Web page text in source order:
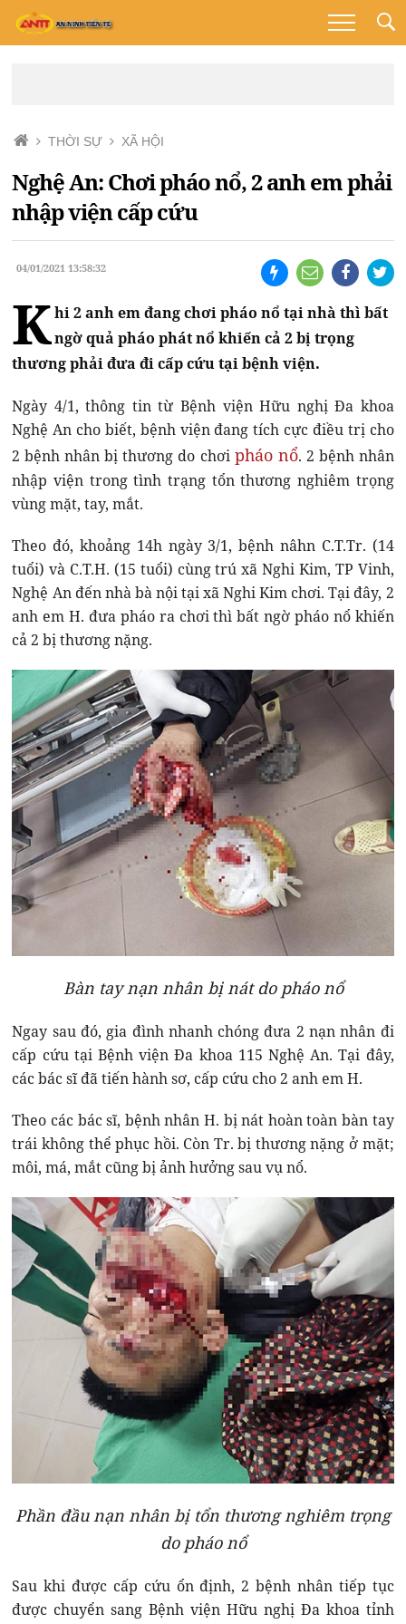
THỜI SỰ XÃ HỘI
Nghệ An: Chơi pháo nổ, 2 anh em phải
nhập viện cấp cứu
04/01/2021 13:58:32
Khi 2 anh em đang chơi pháo nổ tại nhà thì bất
ngờ quả pháo phát nổ khiến cả 2 bị trọng
thương phải đưa đi cấp cứu tại bệnh viện.
Ngày 4/1, thông tin từ Bệnh viện Hữu nghị Đa khoa
Nghệ An cho biết, bệnh viện đang tích cực điều trị cho
2 bệnh nhân bị thương do chơi pháo nổ. 2 bệnh nhân
nhập viện trong tình trạng tổn thương nghiêm trọng
vùng mặt, tay, mắt.
Theo đó, khoảng 14h ngày 3/1, bệnh nâhn C.T.Tr. (14
tuổi) và C.T.H. (15 tuổi) cùng trú xã Nghi Kim, TP Vinh,
Nghệ An đến nhà bà nội tại xã Nghi Kim chơi. Tại đây, 2
anh em H. đưa pháo ra chơi thì bất ngờ pháo nổ khiến
cả 2 bị thương nặng.
Bàn tay nạn nhân bị nát do pháo nổ
Ngay sau đó, gia đình nhanh chóng đưa 2 nạn nhân đi
cấp cứu tại Bệnh viện Đa khoa 115 Nghệ An. Tại đây,
các bác sĩ đã tiến hành sơ, cấp cứu cho 2 anh em H.
Theo các bác sĩ, bệnh nhân H. bị nát hoàn toàn bàn tay
trái không thể phục hồi. Còn Tr. bị thương nặng ở mặt;
môi, má, mắt cũng bị ảnh hưởng sau vụ nổ.
Phần đầu nạn nhân bị tổn thương nghiêm trọng
do pháo nổ
Sau khi được cấp cứu ổn định, 2 bệnh nhân tiếp tục
được chuyển sang Bệnh viện Hữu nghị Đa khoa tỉnh